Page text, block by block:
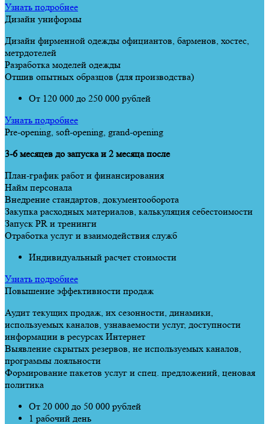
Узнать подробнее
Дизайн униформы
Дизайн фирменной одежды официантов, барменов, хостес,
метрдотелей
Разработка моделей одежды
Отшив опытных образцов (для производства)
От 120 000 до 250 000 рублей
Узнать подробнее
Рre-opening, soft-opening, grand-opening
3-6 месяцев до запуска и 2 месяца после
План-график работ и финансирования
Найм персонала
Внедрение стандартов, документооборота
Закупка расходных материалов, калькуляция себестоимости
Запуск PR и тренинги
Отработка услуг и взаимодействия служб
Индивидуальный расчет стоимости
Узнать подробнее
Повышение эффективности продаж
Аудит текущих продаж, их сезонности, динамики,
используемых каналов, узнаваемости услуг, доступности
информации в ресурсах Интернет
Выявление скрытых резервов, не используемых каналов,
программы лояльности
Формирование пакетов услуг и спец. предложений, ценовая
политика
От 20 000 до 50 000 рублей
1 рабочий день